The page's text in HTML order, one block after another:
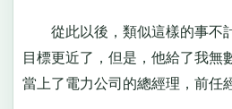
從此以後，類似這樣的事不
目標更近了，但是，他給了我無
當上了電力公司的總經理，前